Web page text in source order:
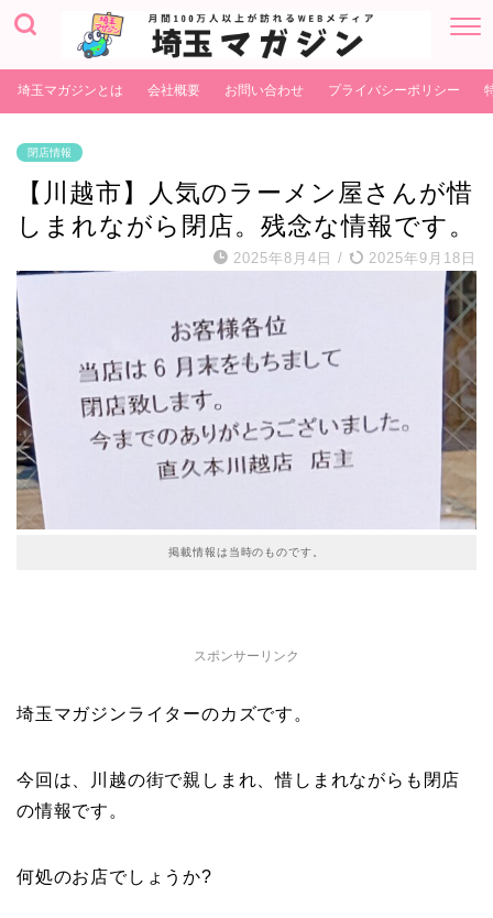
埼玉マガジンとは 会社概要 お問い合わせ プライバシーポリシー
閉店情報
【川越市】人気のラーメン屋さんが惜
しまれながら閉店。残念な情報です。
2025年8月4日 / 2025年9月18日
掲載情報は当時のものです。
スポンサーリンク
埼玉マガジンライターのカズです。
今回は、川越の街で親しまれ、惜しまれながらも閉店
の情報です。
何処のお店でしょうか?